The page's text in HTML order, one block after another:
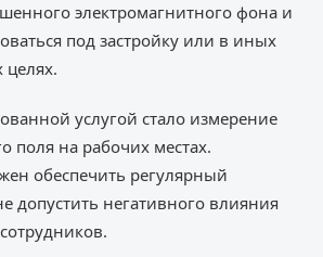
электромагнитного фона и
под застройку или в иных
целях.
услугой стало измерение
поля на рабочих местах.
обеспечить регулярный
допустить негативного влияния